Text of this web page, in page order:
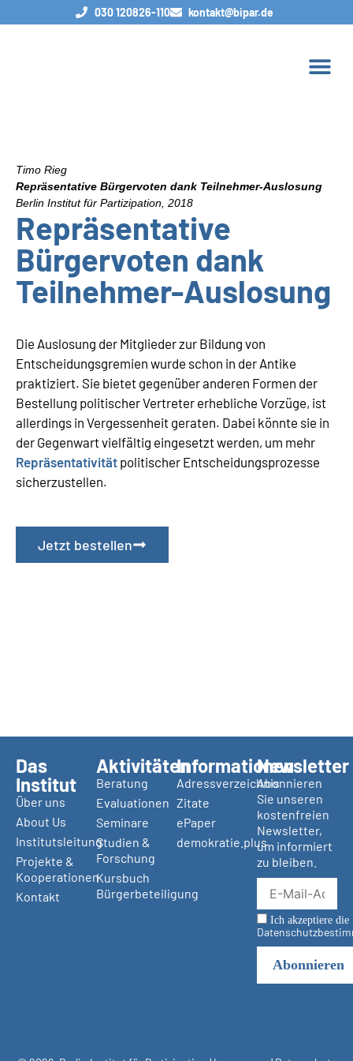
030 120826-110 kontakt@bipar.de
Repräsentative
Bürgervoten dank
Teilnehmer-Auslosung
Die Auslosung der Mitglieder zur Bildung von
Entscheidungsgremien wurde schon in der Antike
praktiziert. Sie bietet gegenüber anderen Formen der
Bestellung politischer Vertreter erhebliche Vorzüge, ist
allerdings in Vergessenheit geraten. Dabei könnte sie in
der Gegenwart vielfältig eingesetzt werden, um mehr
Repräsentativität politischer Entscheidungsprozesse
sicherzustellen.
Jetzt bestellen
Timo Rieg
Repräsentative Bürgervoten dank Teilnehmer-Auslosung
Berlin Institut für Partizipation, 2018
Das
Institut
Über uns
About Us
Institutsleitung
Projekte &
Kooperationen
Kontakt
Aktivitäten
Beratung
Evaluationen
Seminare
Studien &
Forschung
Kursbuch
Bürgerbeteiligung
Informationen
Adressverzeichnis
Zitate
ePaper
demokratie.plus
Newsletter
Abonnieren
Sie unseren
kostenfreien
Newsletter,
um informiert
zu bleiben.
Ich akzeptiere die